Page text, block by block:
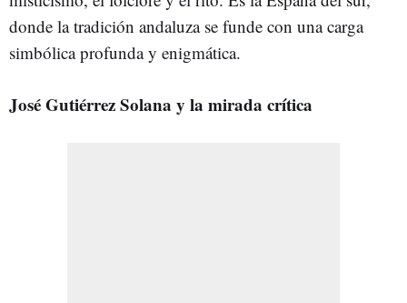
donde la tradición andaluza se funde con una carga
simbólica profunda y enigmática.
José Gutiérrez Solana y la mirada crítica